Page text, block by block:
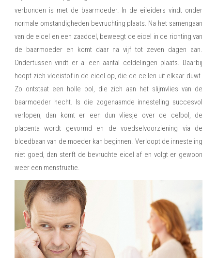
verbonden is met de baarmoeder. In de eileiders vindt onder
normale omstandigheden bevruchting plaats. Na het samengaan
van de eicel en een zaadcel, beweegt de eicel in de richting van
de baarmoeder en komt daar na vijf tot zeven dagen aan.
Ondertussen vindt er al een aantal celdelingen plaats. Daarbij
hoopt zich vloeistof in de eicel op, die de cellen uit elkaar duwt.
Zo ontstaat een holle bol, die zich aan het slijmvlies van de
baarmoeder hecht. Is die zogenaamde innesteling succesvol
verlopen, dan komt er een dun vliesje over de celbol, de
placenta wordt gevormd en de voedselvoorziening via de
bloedbaan van de moeder kan beginnen. Verloopt de innesteling
niet goed, dan sterft de bevruchte eicel af en volgt er gewoon
weer een menstruatie.